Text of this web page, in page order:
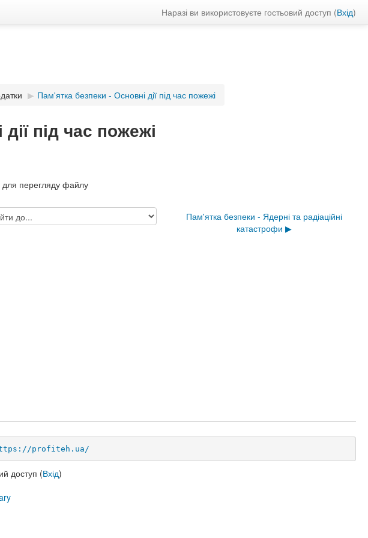
Наразі ви використовуєте гостьовий доступ (Вхід)
▶︎ Пам'ятка безпеки - Основні дії під час пожежі
під час пожежі
для перегляду файлу
Пам'ятка безпеки - Ядерні та радіаційні
катастрофи ▶︎
profiteh.ua/
доступ (Вхід)